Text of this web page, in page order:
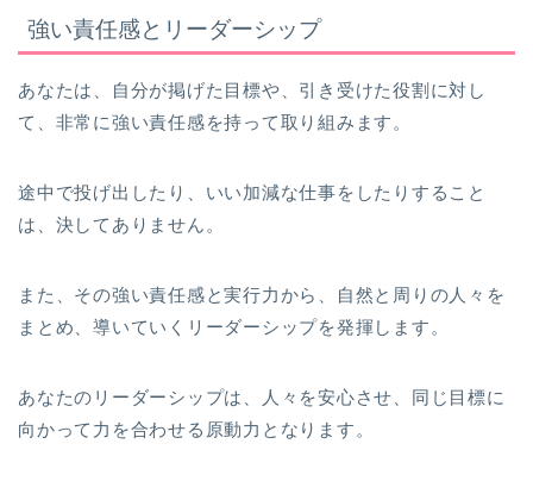
強い責任感とリーダーシップ
あなたは、自分が掲げた目標や、引き受けた役割に対し
て、非常に強い責任感を持って取り組みます。
途中で投げ出したり、いい加減な仕事をしたりすること
は、決してありません。
また、その強い責任感と実行力から、自然と周りの人々を
まとめ、導いていくリーダーシップを発揮します。
あなたのリーダーシップは、人々を安心させ、同じ目標に
向かって力を合わせる原動力となります。